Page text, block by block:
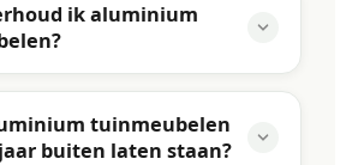
ik aluminium
tuinmeubelen
buiten laten staan?